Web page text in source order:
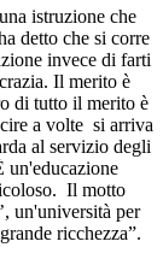
istruzione che
detto che si corre
invece di farti
Il merito è
di tutto il merito è
a volte si arriva
al servizio degli
un'educazione
Il motto
un'università per
ricchezza”.